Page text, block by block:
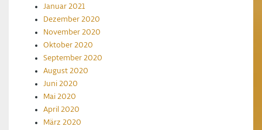
Januar 2021
Dezember 2020
November 2020
Oktober 2020
September 2020
August 2020
Juni 2020
Mai 2020
April 2020
März 2020